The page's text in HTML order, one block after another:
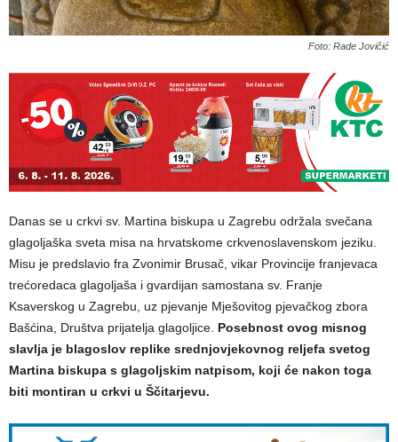
Foto: Rade Jovičić
Danas se u crkvi sv. Martina biskupa u Zagrebu održala svečana
glagoljaška sveta misa na hrvatskome crkvenoslavenskom jeziku.
Misu je predslavio fra Zvonimir Brusač, vikar Provincije franjevaca
trećoredaca glagoljaša i gvardijan samostana sv. Franje
Ksaverskog u Zagrebu, uz pjevanje Mješovitog pjevačkog zbora
Bašćina, Društva prijatelja glagoljice. Posebnost ovog misnog
slavlja je blagoslov replike srednjovjekovnog reljefa svetog
Martina biskupa s glagoljskim natpisom, koji će nakon toga
biti montiran u crkvi u Ščitarjevu.